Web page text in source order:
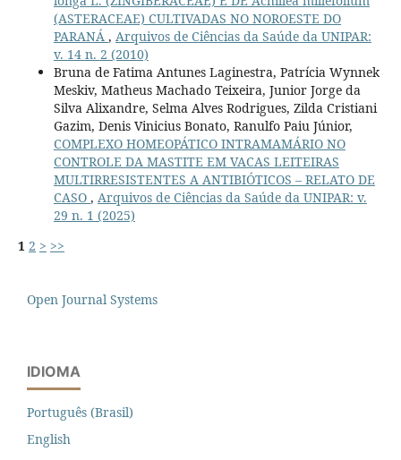
(ASTERACEAE) CULTIVADAS NO NOROESTE DO
PARANÁ , Arquivos de Ciências da Saúde da UNIPAR:
v. 14 n. 2 (2010)
Bruna de Fatima Antunes Laginestra, Patrícia Wynnek
Meskiv, Matheus Machado Teixeira, Junior Jorge da
Silva Alixandre, Selma Alves Rodrigues, Zilda Cristiani
Gazim, Denis Vinicius Bonato, Ranulfo Paiu Júnior,
COMPLEXO HOMEOPÁTICO INTRAMAMÁRIO NO
CONTROLE DA MASTITE EM VACAS LEITEIRAS
MULTIRRESISTENTES A ANTIBIÓTICOS – RELATO DE
CASO , Arquivos de Ciências da Saúde da UNIPAR: v.
29 n. 1 (2025)
1 2 > >>
Open Journal Systems
IDIOMA
Português (Brasil)
English